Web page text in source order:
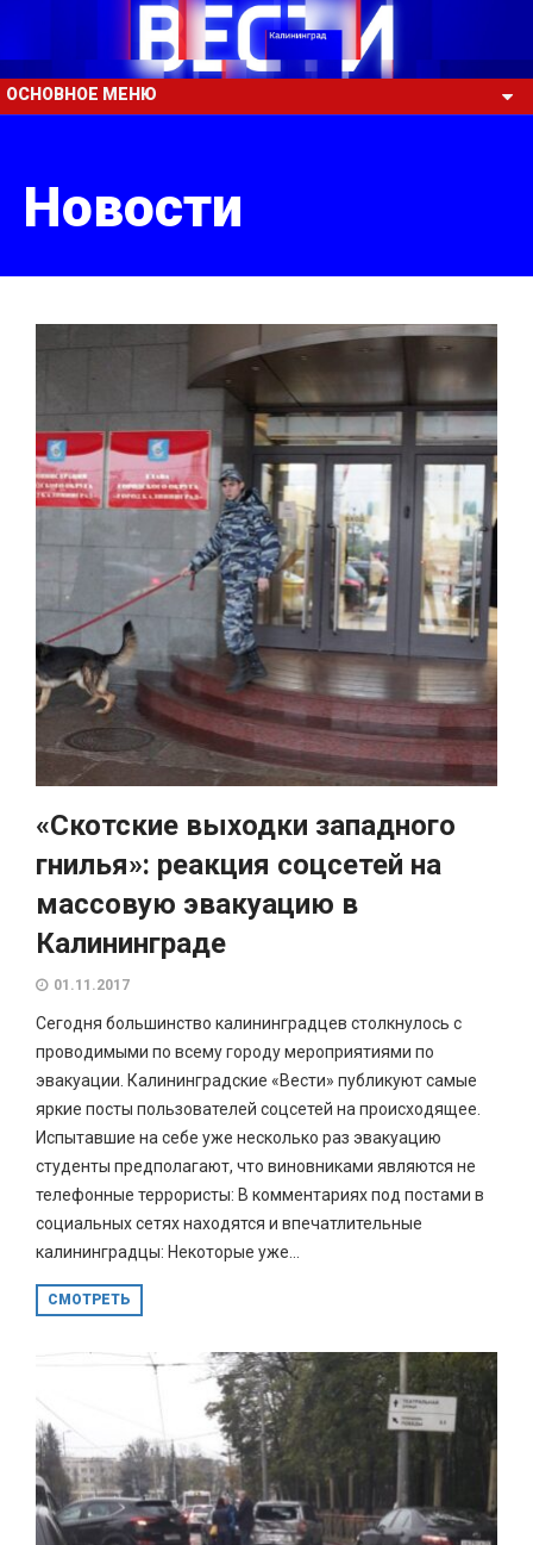
ОСНОВНОЕ МЕНЮ
Новости
«Скотские выходки западного
гнилья»: реакция соцсетей на
массовую эвакуацию в
Калининграде
01.11.2017
Сегодня большинство калининградцев столкнулось с
проводимыми по всему городу мероприятиями по
эвакуации. Калининградские «Вести» публикуют самые
яркие посты пользователей соцсетей на происходящее.
Испытавшие на себе уже несколько раз эвакуацию
студенты предполагают, что виновниками являются не
телефонные террористы: В комментариях под постами в
социальных сетях находятся и впечатлительные
калининградцы: Некоторые уже...
СМОТРЕТЬ